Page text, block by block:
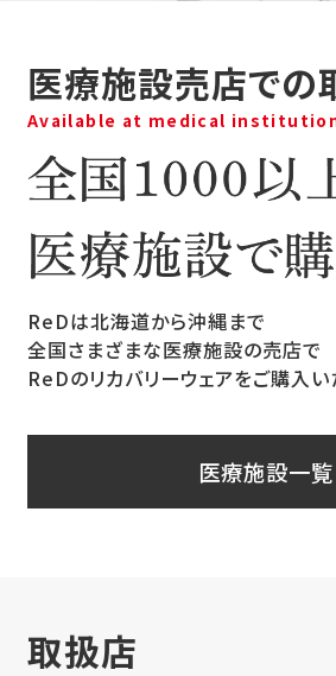
医療施設売店での
Available at medical
ReDは北海道から沖縄まで
全国さまざまな医療施設の売店で
ReDのリカバリーウェアをご購入い
医療施設一覧
取扱店